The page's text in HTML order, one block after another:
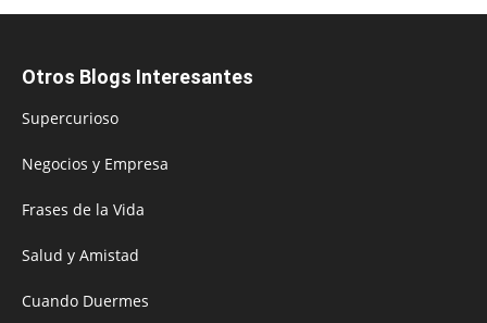
Otros Blogs Interesantes
Supercurioso
Negocios y Empresa
Frases de la Vida
Salud y Amistad
Cuando Duermes